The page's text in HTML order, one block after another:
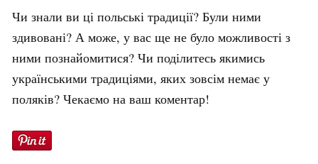
Чи знали ви ці польські традиції? Були ними
здивовані? А може, у вас ще не було можливості з
ними познайомитися? Чи поділитесь якимись
українськими традиціями, яких зовсім немає у
поляків? Чекаємо на ваш коментар!